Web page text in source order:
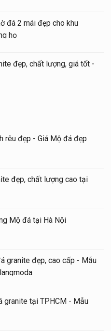
đá 2 mái đẹp cho khu
họ
đẹp, chất lượng, giá tốt -
rêu đẹp - Giá Mộ đá đẹp
đẹp, chất lượng cao tại
Mộ đá tại Hà Nội
granite đẹp, cao cấp - Mẫu
granite tại TPHCM - Mẫu